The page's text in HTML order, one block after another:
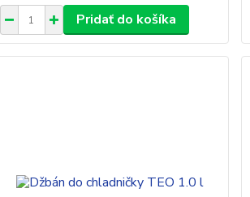
Pridať do košíka